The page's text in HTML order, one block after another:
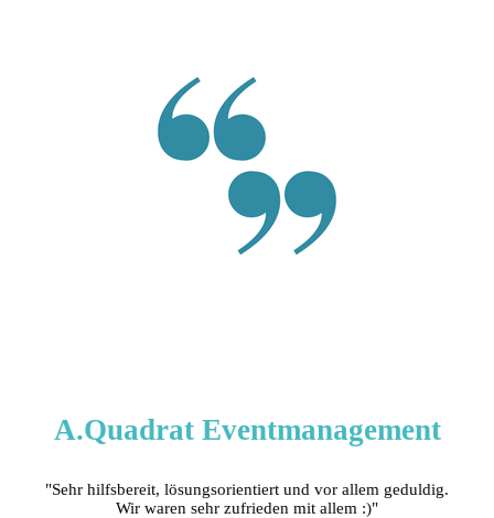
A.Quadrat Eventmanagement
"Sehr hilfsbereit, lösungsorientiert und vor allem geduldig.
Wir waren sehr zufrieden mit allem :)"